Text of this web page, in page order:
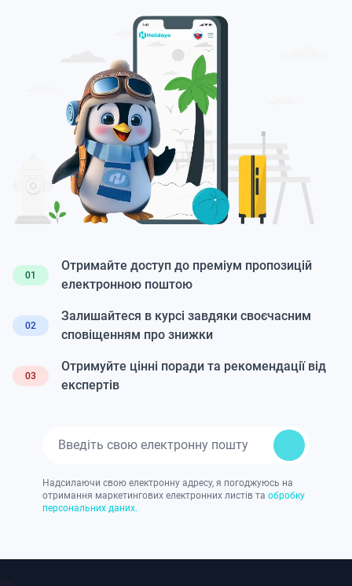
01
Отримайте доступ до преміум пропозицій
електронною поштою
02
Залишайтеся в курсі завдяки своєчасним
сповіщенням про знижки
03
Отримуйте цінні поради та рекомендації від
експертів
Надсилаючи свою електронну адресу, я погоджуюсь на
отримання маркетингових електронних листів та обробку
персональних даних.